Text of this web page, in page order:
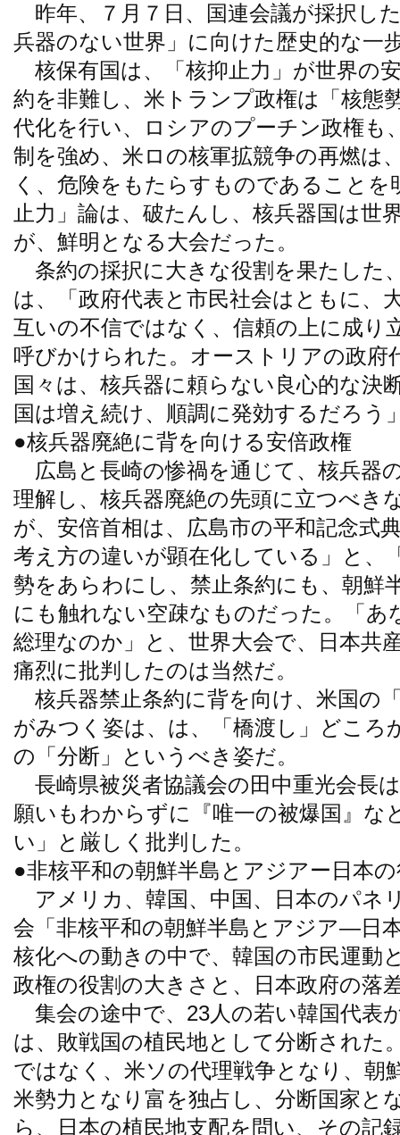
昨年、７月７日、国連会議が採択し
兵器のない世界」に向けた歴史的な一
核保有国は、「核抑止力」が世界の
約を非難し、米トランプ政権は「核態
代化を行い、ロシアのプーチン政権も
制を強め、米ロの核軍拡競争の再燃は
く、危険をもたらすものであること
止力」論は、破たんし、核兵器国は世
が、鮮明となる大会だった。
条約の採択に大きな役割を果たした
は、「政府代表と市民社会はともに、
互いの不信ではなく、信頼の上に成り
呼びかけられた。オーストリアの政府
国々は、核兵器に頼らない良心的な決
国は増え続け、順調に発効するだろう
●核兵器廃絶に背を向ける安倍政権
広島と長崎の惨禍を通じて、核兵器
理解し、核兵器廃絶の先頭に立つべき
が、安倍首相は、広島市の平和記念式
考え方の違いが顕在化している」と、
勢をあらわにし、禁止条約にも、朝鮮
にも触れない空疎なものだった。「
総理なのか」と、世界大会で、日本共
痛烈に批判したのは当然だ。
核兵器禁止条約に背を向け、米国の
がみつく姿は、は、「橋渡し」どころ
の「分断」というべき姿だ。
長崎県被災者協議会の田中重光会長
願いもわからずに『唯一の被爆国』な
い」と厳しく批判した。
●非核平和の朝鮮半島とアジアー日本
アメリカ、韓国、中国、日本のパネ
会「非核平和の朝鮮半島とアジア―日
核化への動きの中で、韓国の市民運動
政権の役割の大きさと、日本政府の落
集会の途中で、23人の若い韓国代表
は、敗戦国の植民地として分断された
ではなく、米ソの代理戦争となり、朝
米勢力となり富を独占し、分断国家と
ら、日本の植民地支配を問い、その記